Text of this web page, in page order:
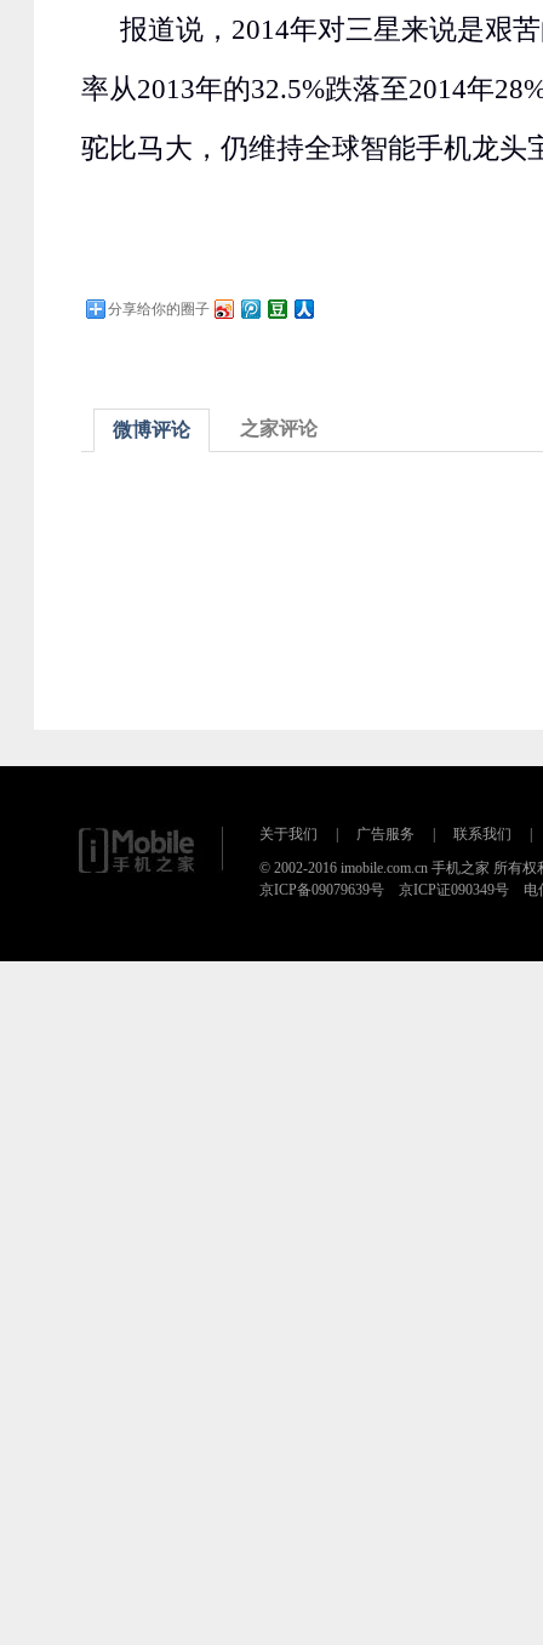
报道说，2014年对三星来说是艰
率从2013年的32.5%跌落至2014年
驼比马大，仍维持全球智能手机龙头
分享给你的圈子
微博评论 之家评论
关于我们 广告服务 联系我们
© 2002-2016 imobile.com.cn 手机之家 所有权
京ICP备09079639号 京ICP证090349号 电